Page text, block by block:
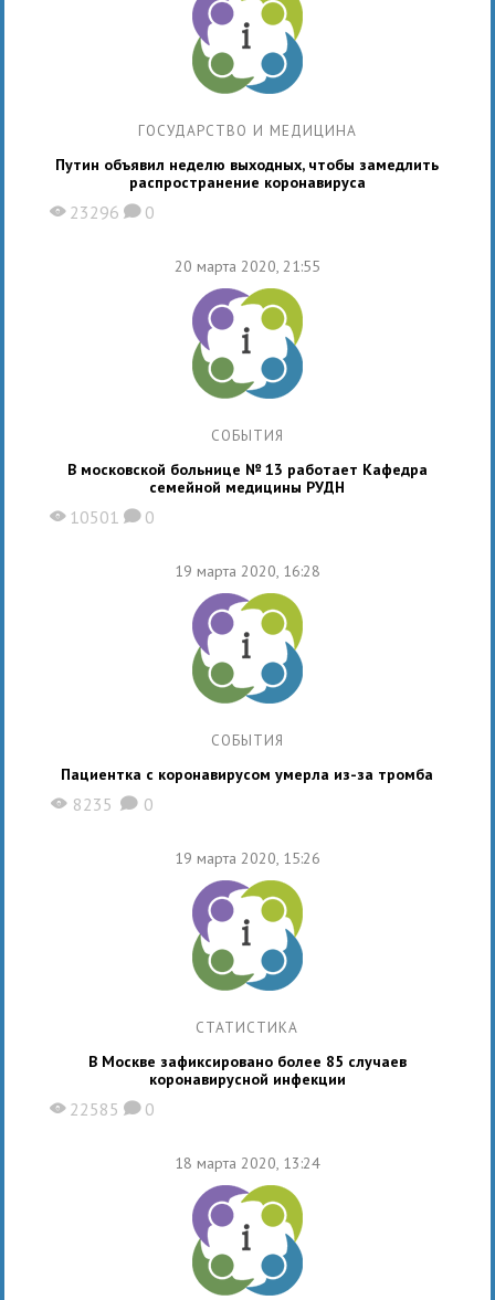
ГОСУДАРСТВО И МЕДИЦИНА
Путин объявил неделю выходных, чтобы замедлить
распространение коронавируса
X 23296 K 0
20 марта 2020, 21:55
СОБЫТИЯ
В московской больнице № 13 работает Кафедра
семейной медицины РУДН
X 10501 K 0
19 марта 2020, 16:28
СОБЫТИЯ
Пациентка с коронавирусом умерла из-за тромба
X 8235 K 0
19 марта 2020, 15:26
СТАТИСТИКА
В Москве зафиксировано более 85 случаев
коронавирусной инфекции
X 22585 K 0
18 марта 2020, 13:24